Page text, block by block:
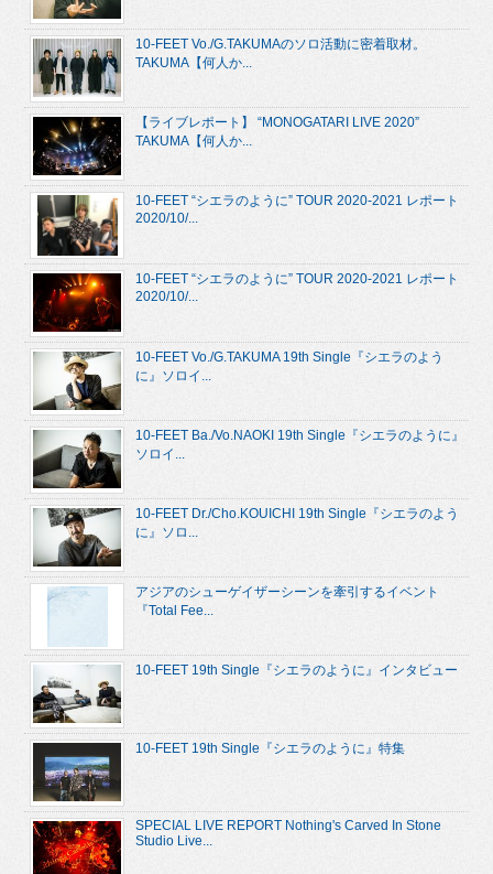
10-FEET Vo./G.TAKUMAのソロ活動に密着取材。
TAKUMA【何人か...
【ライブレポート】 “MONOGATARI LIVE 2020”
TAKUMA【何人か...
10-FEET “シエラのように” TOUR 2020-2021 レポート
2020/10/...
10-FEET “シエラのように” TOUR 2020-2021 レポート
2020/10/...
10-FEET Vo./G.TAKUMA 19th Single『シエラのよう
に』ソロイ...
10-FEET Ba./Vo.NAOKI 19th Single『シエラのように』
ソロイ...
10-FEET Dr./Cho.KOUICHI 19th Single『シエラのよう
に』ソロ...
アジアのシューゲイザーシーンを牽引するイベント
『Total Fee...
10-FEET 19th Single『シエラのように』インタビュー
10-FEET 19th Single『シエラのように』特集
SPECIAL LIVE REPORT Nothing's Carved In Stone
Studio Live...